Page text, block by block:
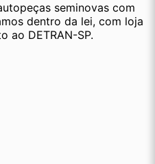
seminovas com
dentro da lei, com loja
ao DETRAN-SP.